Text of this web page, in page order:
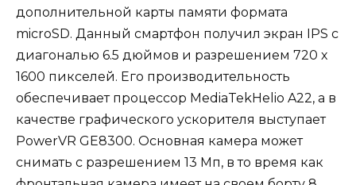
дополнительной карты памяти формата
microSD. Данный смартфон получил экран IPS с
диагональю 6.5 дюймов и разрешением 720 х
1600 пикселей. Его производительность
обеспечивает процессор MediaTekHelio A22, а в
качестве графического ускорителя выступает
PowerVR GE8300. Основная камера может
снимать с разрешением 13 Мп, в то время как